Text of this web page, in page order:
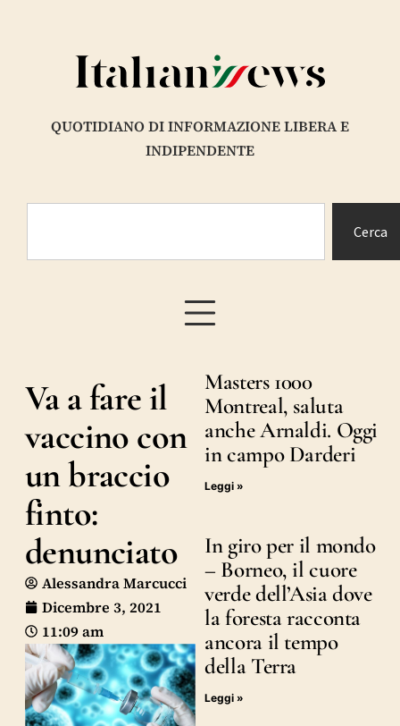
QUOTIDIANO DI INFORMAZIONE LIBERA E
INDIPENDENTE
Cerca
Va a fare il
vaccino con
un braccio
finto:
denunciato
Alessandra Marcucci
Dicembre 3, 2021
11:09 am
Masters 1000
Montreal, saluta
anche Arnaldi. Oggi
in campo Darderi
Leggi »
In giro per il mondo
– Borneo, il cuore
verde dell’Asia dove
la foresta racconta
ancora il tempo
della Terra
Leggi »